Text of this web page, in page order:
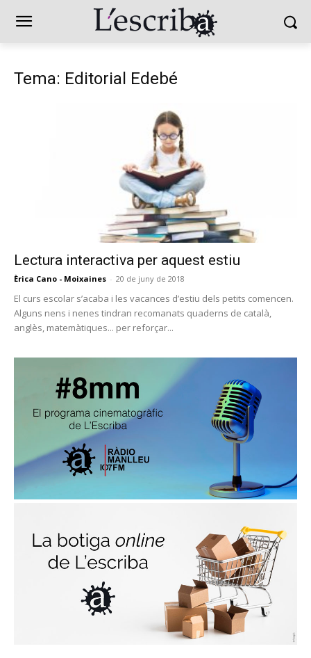
Tema: Editorial Edebé
Lectura interactiva per aquest estiu
Èrica Cano - Moixaines - 20 de juny de 2018
El curs escolar s’acaba i les vacances d’estiu dels petits comencen.
Alguns nens i nenes tindran recomanats quaderns de català,
anglès, matemàtiques... per reforçar...